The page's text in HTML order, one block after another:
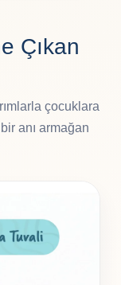
Çıkan
çocuklara
anı armağan